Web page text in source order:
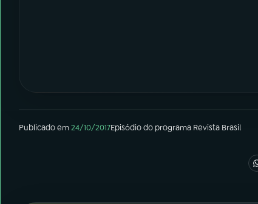
Publicado em24/10/2017Episódiodo programa Revista Brasil